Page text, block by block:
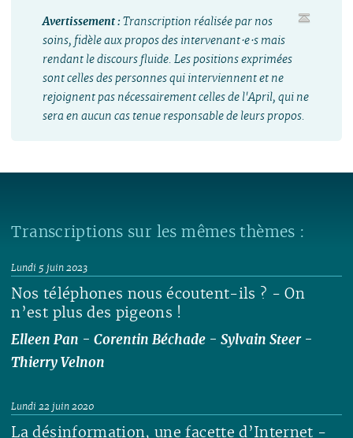
Avertissement :Transcription réalisée par nos
soins, fidèle aux propos des intervenant⋅e⋅s mais
rendant le discours fluide. Les positions exprimées
sont celles des personnes qui interviennent et ne
rejoignent pas nécessairement celles de l'April, qui ne
sera en aucun cas tenue responsable de leurs propos.
Transcriptions sur les mêmes thèmes :
Nos téléphones nous écoutent-ils ? - On
n’est plus des pigeons !
Lundi 5 juin 2023
Elleen Pan -Corentin Béchade -Sylvain Steer -
Thierry Velnon
Lire
La désinformation, une facette d’Internet -
Lundi 22 juin 2020